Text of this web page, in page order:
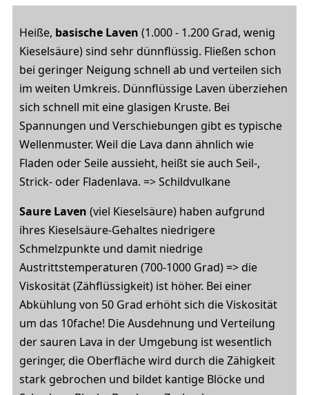
Heiße, basische Laven (1.000 - 1.200 Grad, wenig
Kieselsäure) sind sehr dünnflüssig. Fließen schon
bei geringer Neigung schnell ab und verteilen sich
im weiten Umkreis. Dünnflüssige Laven überziehen
sich schnell mit eine glasigen Kruste. Bei
Spannungen und Verschiebungen gibt es typische
Wellenmuster. Weil die Lava dann ähnlich wie
Fladen oder Seile aussieht, heißt sie auch Seil-,
Strick- oder Fladenlava. => Schildvulkane
Saure Laven (viel Kieselsäure) haben aufgrund
ihres Kieselsäure-Gehaltes niedrigere
Schmelzpunkte und damit niedrige
Austrittstemperaturen (700-1000 Grad) => die
Viskosität (Zähflüssigkeit) ist höher. Bei einer
Abkühlung von 50 Grad erhöht sich die Viskosität
um das 10fache! Die Ausdehnung und Verteilung
der sauren Lava in der Umgebung ist wesentlich
geringer, die Oberfläche wird durch die Zähigkeit
stark gebrochen und bildet kantige Blöcke und